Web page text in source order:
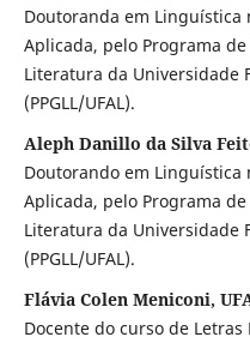
Doutoranda em
Aplicada, pelo Programa de
Literatura da Universidade
(PPGLL/UFAL).
Aleph Danillo da Silva
Doutorando em
Aplicada, pelo Programa
Literatura da Universidade
(PPGLL/UFAL).
Flávia Colen Meniconi,
Docente do curso de